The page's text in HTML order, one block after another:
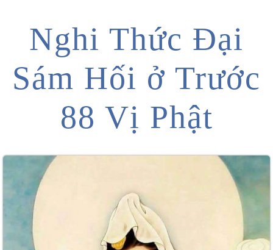
Nghi Thức Đại
Sám Hối ở Trước
88 Vị Phật